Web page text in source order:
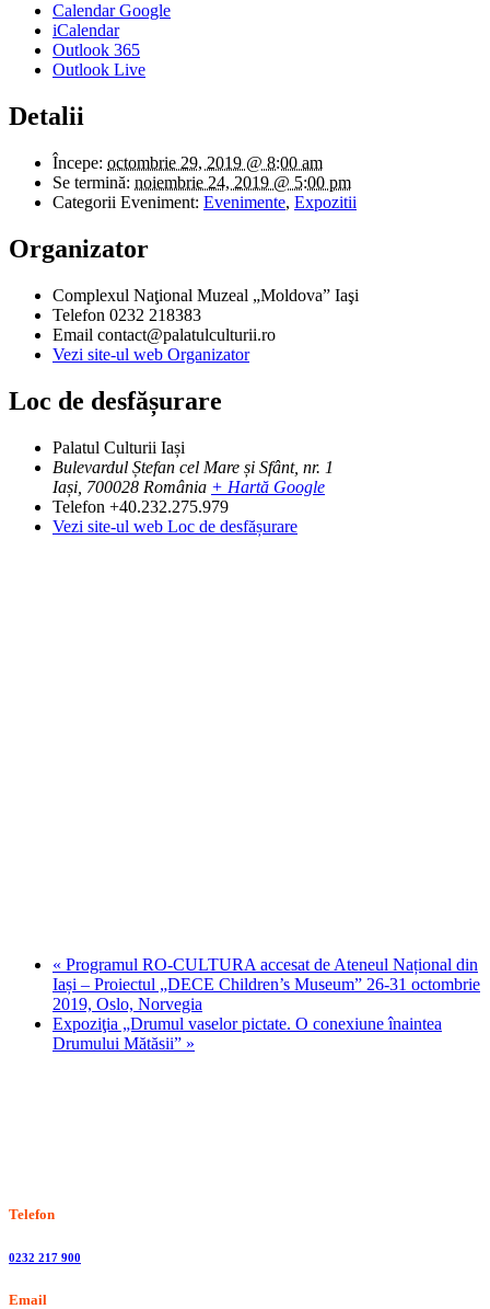
Calendar Google
iCalendar
Outlook 365
Outlook Live
Detalii
Începe: octombrie 29, 2019 @ 8:00 am
Se termină: noiembrie 24, 2019 @ 5:00 pm
Categorii Eveniment: Evenimente, Expozitii
Organizator
Complexul Naţional Muzeal „Moldova” Iaşi
Telefon 0232 218383
Email contact@palatulculturii.ro
Vezi site-ul web Organizator
Loc de desfășurare
Palatul Culturii Iași
Bulevardul Ștefan cel Mare și Sfânt, nr. 1
Iași 700028 România + Hartă Google
Telefon +40.232.275.979
Vezi site-ul web Loc de desfășurare
« Programul RO-CULTURA accesat de Ateneul Național din
Iași – Proiectul „DECE Children’s Museum” 26-31 octombrie
2019, Oslo, Norvegia
Expoziţia „Drumul vaselor pictate. O conexiune înaintea
Drumului Mătăsii” »
Telefon
0232 217 900
Email